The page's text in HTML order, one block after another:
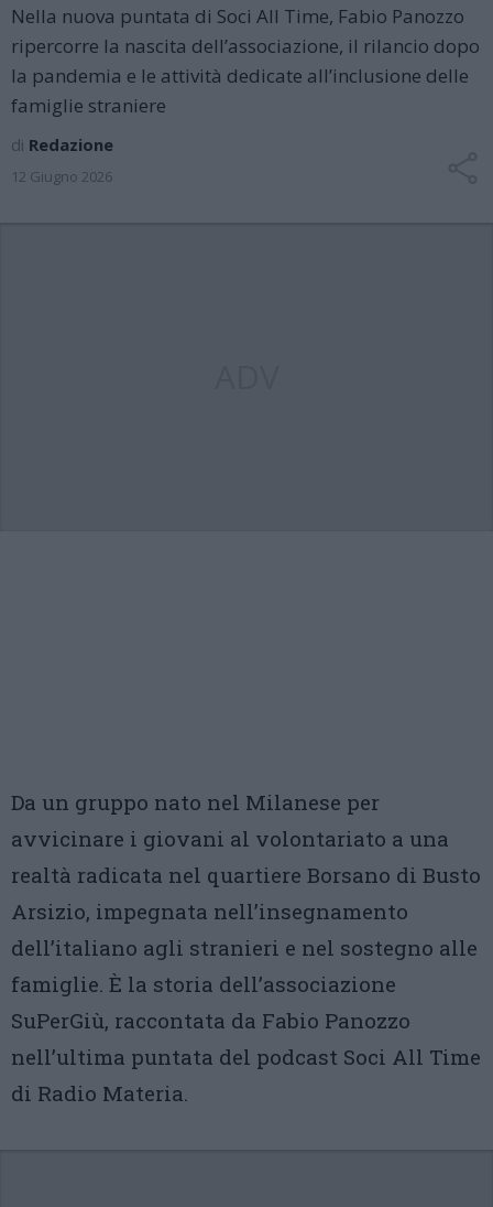
Nella nuova puntata di Soci All Time, Fabio Panozzo
ripercorre la nascita dell’associazione, il rilancio dopo
la pandemia e le attività dedicate all’inclusione delle
famiglie straniere
di Redazione
12 Giugno 2026
Da un gruppo nato nel Milanese per
avvicinare i giovani al volontariato a una
realtà radicata nel quartiere Borsano di Busto
Arsizio, impegnata nell’insegnamento
dell’italiano agli stranieri e nel sostegno alle
famiglie. È la storia dell’associazione
SuPerGiù, raccontata da Fabio Panozzo
nell’ultima puntata del podcast Soci All Time
di Radio Materia.